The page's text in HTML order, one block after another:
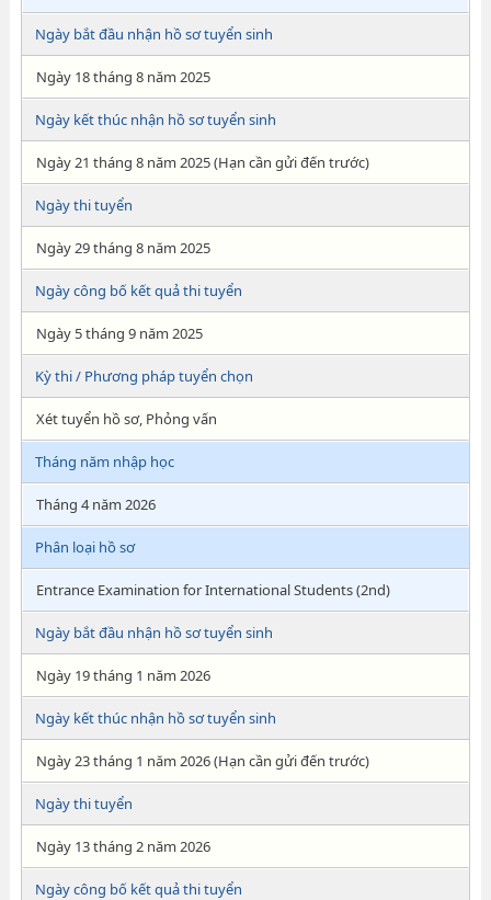
Ngày bắt đầu nhận hồ sơ tuyển sinh
Ngày 18 tháng 8 năm 2025
Ngày kết thúc nhận hồ sơ tuyển sinh
Ngày 21 tháng 8 năm 2025 (Hạn cần gửi đến trước)
Ngày thi tuyển
Ngày 29 tháng 8 năm 2025
Ngày công bố kết quả thi tuyển
Ngày 5 tháng 9 năm 2025
Kỳ thi / Phương pháp tuyển chọn
Xét tuyển hồ sơ, Phỏng vấn
Tháng năm nhập học
Tháng 4 năm 2026
Phân loại hồ sơ
Entrance Examination for International Students (2nd)
Ngày bắt đầu nhận hồ sơ tuyển sinh
Ngày 19 tháng 1 năm 2026
Ngày kết thúc nhận hồ sơ tuyển sinh
Ngày 23 tháng 1 năm 2026 (Hạn cần gửi đến trước)
Ngày thi tuyển
Ngày 13 tháng 2 năm 2026
Ngày công bố kết quả thi tuyển